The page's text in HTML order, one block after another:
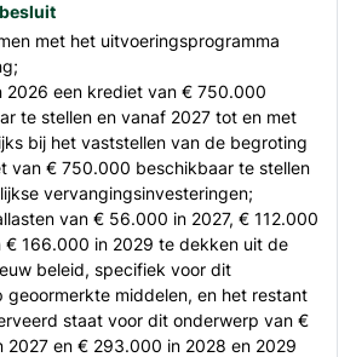
met het uitvoeringsprogramma
2026 een krediet van € 750.000
te stellen en vanaf 2027 tot en met
bij het vaststellen van de begroting
van € 750.000 beschikbaar te stellen
vervangingsinvesteringen;
van € 56.000 in 2027, € 112.000
€ 166.000 in 2029 te dekken uit de
beleid, specifiek voor dit
geoormerkte middelen, en het restant
staat voor dit onderwerp van €
2027 en € 293.000 in 2028 en 2029